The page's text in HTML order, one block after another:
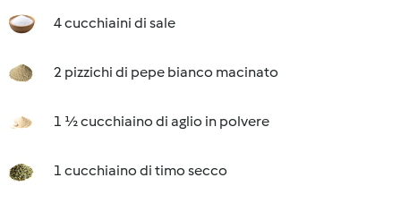
4 cucchiaini di sale
2 pizzichi di pepe bianco macinato
1 ½ cucchiaino di aglio in polvere
1 cucchiaino di timo secco